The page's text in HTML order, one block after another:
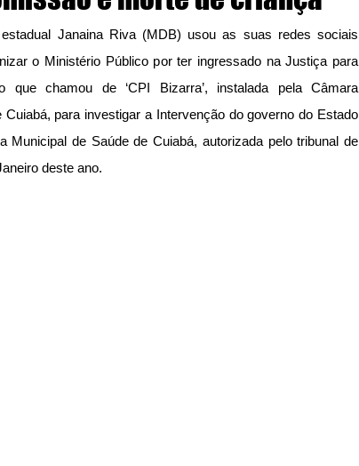
Janaina Riva (MDB) usou as suas redes sociais
o Ministério Público por ter ingressado na Justiça para
que chamou de ‘CPI Bizarra’, instalada pela Câmara
Cuiabá, para investigar a Intervenção do governo do Estado
Municipal de Saúde de Cuiabá, autorizada pelo tribunal de
deste ano.